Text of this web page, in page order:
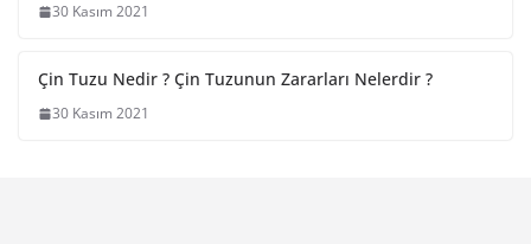
30 Kasım 2021
Çin Tuzu Nedir ? Çin Tuzunun Zararları Nelerdir ?
30 Kasım 2021